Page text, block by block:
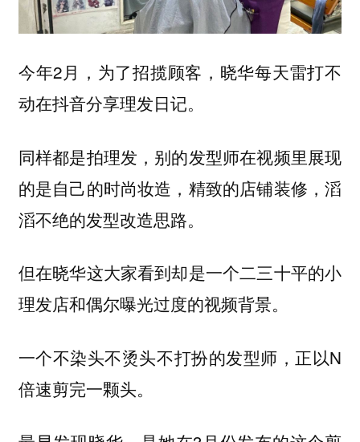
今年2月，为了招揽顾客，晓华每天雷打不
动在抖音分享理发日记。
同样都是拍理发，别的发型师在视频里展现
的是自己的时尚妆造，精致的店铺装修，滔
滔不绝的发型改造思路。
但在晓华这大家看到却是一个二三十平的小
理发店和偶尔曝光过度的视频背景。
一个不染头不烫头不打扮的发型师，正以N
倍速剪完一颗头。